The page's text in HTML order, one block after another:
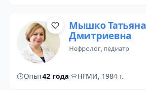
Мышко Татьяна
Дмитриевна
нефролог, педиатр
Опыт42 года· НГМИ, 1984 г.